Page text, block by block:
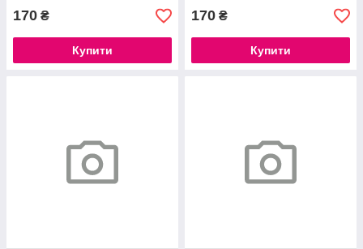
170 ₴
Купити
170 ₴
Купити